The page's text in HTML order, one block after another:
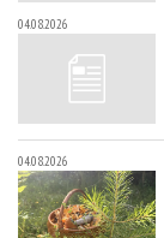
04.08.2026
04.08.2026